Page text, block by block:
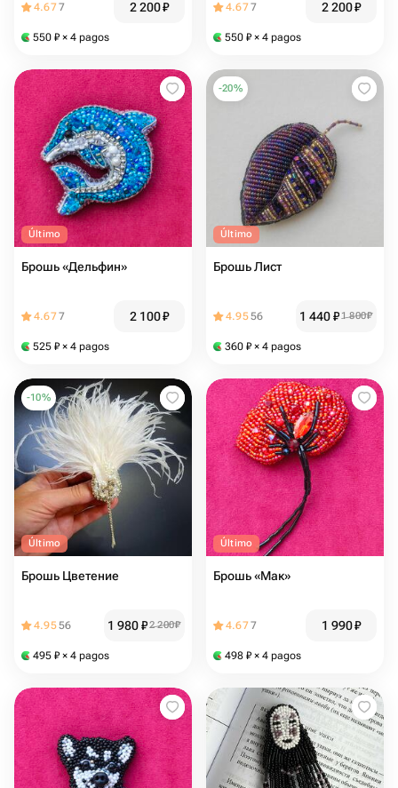
4.677 2 200₽
550 ₽ × 4 pagos
4.677 2 200₽
550 ₽ × 4 pagos
Último
Брошь «Дельфин»
4.677 2 100₽
525 ₽ × 4 pagos
-20%
Último
Брошь Лист
4.9556 1 440₽1 800₽
360 ₽ × 4 pagos
-10%
Último
Брошь Цветение
4.9556 1 980₽2 200₽
495 ₽ × 4 pagos
Último
Брошь «Мак»
4.677 1 990₽
498 ₽ × 4 pagos